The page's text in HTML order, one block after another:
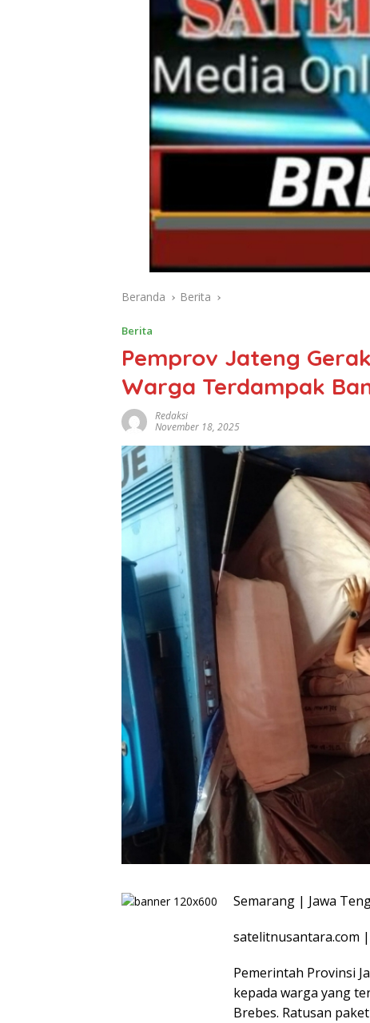
Beranda Berita
Berita
Pemprov Jateng
Warga Terdampak
Redaksi
November 18, 2025
Semarang | Jawa
satelitnusantara.com
Pemerintah Provinsi
kepada warga yang
Brebes. Ratusan